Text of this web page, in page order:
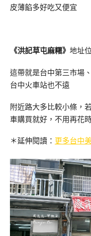
皮薄餡多好吃又便宜
《洪記草屯麻糬》 地址
這帶就是台中第三市場
台中火車站也不遠
附近路大多比較小條，
車購買就好，不用再花
＊延伸閱讀： 更多台中